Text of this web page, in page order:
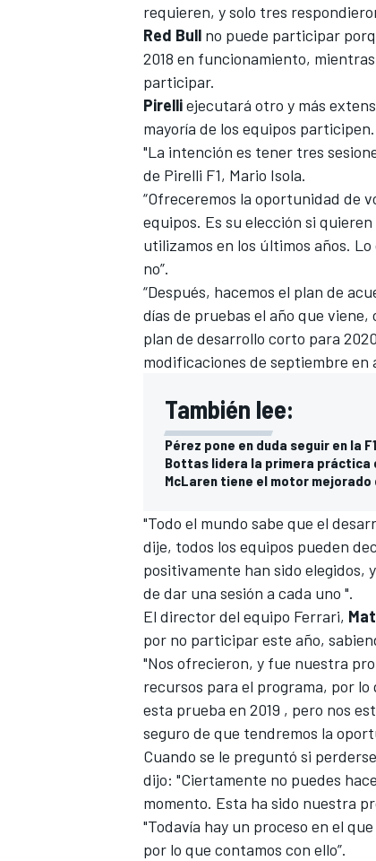
FÓRMULA E
WRC
requieren, y solo tres
Red Bull no puede participar
2018 en funcionamiento,
participar.
Pirelliejecutará otro y más
mayoría de los equipos participen.
"La intención es tener tres
de Pirelli F1, Mario Isola.
“Ofreceremos la oportunidad de
equipos. Es su elección si
utilizamos en los últimos años.
no”.
“Después, hacemos el plan de
días de pruebas el año que
plan de desarrollo corto para
modificaciones de septiembre en
También lee:
Pérez pone en duda seguir en la
Bottas lidera la primera práctica
McLaren tiene el motor mejorado
"Todo el mundo sabe que el
dije, todos los equipos pueden
positivamente han sido elegidos,
de dar una sesión a cada uno ".
El director del equipo Ferrari,
por no participar este año,
"Nos ofrecieron, y fue nuestra
recursos para el programa, por
esta prueba en 2019 , pero nos
seguro de que tendremos la
Cuando se le preguntó si
dijo: "Ciertamente no puedes
momento. Esta ha sido nuestra
"Todavía hay un proceso en el
por lo que contamos con ello”.